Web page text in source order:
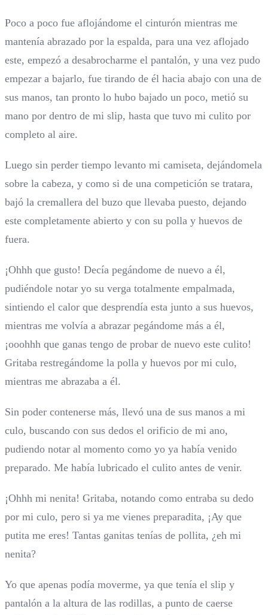
Poco a poco fue aflojándome el cinturón mientras me
mantenía abrazado por la espalda, para una vez aflojado
este, empezó a desabrocharme el pantalón, y una vez pudo
empezar a bajarlo, fue tirando de él hacia abajo con una de
sus manos, tan pronto lo hubo bajado un poco, metió su
mano por dentro de mi slip, hasta que tuvo mi culito por
completo al aire.
Luego sin perder tiempo levanto mi camiseta, dejándomela
sobre la cabeza, y como si de una competición se tratara,
bajó la cremallera del buzo que llevaba puesto, dejando
este completamente abierto y con su polla y huevos de
fuera.
¡Ohhh que gusto! Decía pegándome de nuevo a él,
pudiéndole notar yo su verga totalmente empalmada,
sintiendo el calor que desprendía esta junto a sus huevos,
mientras me volvía a abrazar pegándome más a él,
¡ooohhh que ganas tengo de probar de nuevo este culito!
Gritaba restregándome la polla y huevos por mi culo,
mientras me abrazaba a él.
Sin poder contenerse más, llevó una de sus manos a mi
culo, buscando con sus dedos el orificio de mi ano,
pudiendo notar al momento como yo ya había venido
preparado. Me había lubricado el culito antes de venir.
¡Ohhh mi nenita! Gritaba, notando como entraba su dedo
por mi culo, pero si ya me vienes preparadita, ¡Ay que
putita me eres! Tantas ganitas tenías de pollita, ¿eh mi
nenita?
Yo que apenas podía moverme, ya que tenía el slip y
pantalón a la altura de las rodillas, a punto de caerse